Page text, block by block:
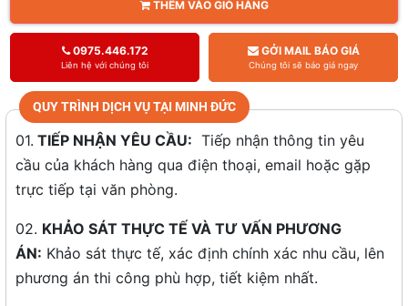
THÊM VÀO GIỎ HÀNG
0975.446.172
Liên hệ với chúng tôi
GỞI MAIL BÁO GIÁ
Chúng tôi sẽ báo giá ngay
QUY TRÌNH DỊCH VỤ TẠI MINH ĐỨC
01. TIẾP NHẬN YÊU CẦU: Tiếp nhận thông tin yêu
cầu của khách hàng qua điện thoại, email hoặc gặp
trực tiếp tại văn phòng.
02. KHẢO SÁT THỰC TẾ VÀ TƯ VẤN PHƯƠNG
ÁN: Khảo sát thực tế, xác định chính xác nhu cầu, lên
phương án thi công phù hợp, tiết kiệm nhất.